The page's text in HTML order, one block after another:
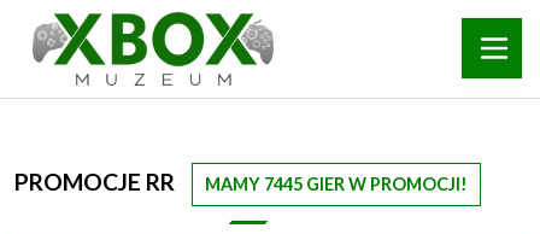
PROMOCJE RR MAMY 7445 GIER W PROMOCJI!